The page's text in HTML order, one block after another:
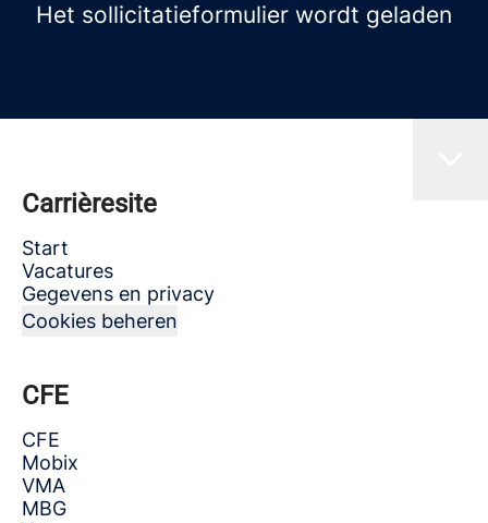
Het sollicitatieformulier wordt geladen
Carrièresite
Start
Vacatures
Gegevens en privacy
Cookies beheren
CFE
CFE
Mobix
VMA
MBG